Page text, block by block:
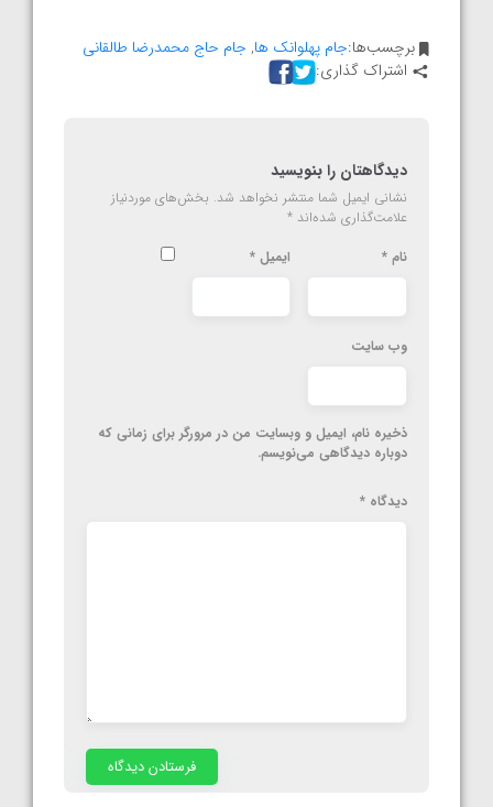
برچسب‌ها:جام پهلوانک ها, جام حاج محمدرضا طالقانی
اشتراک گذاری:
دیدگاهتان را بنویسید
نشانی ایمیل شما منتشر نخواهد شد. بخش‌های موردنیاز
علامت‌گذاری شده‌اند *
نام * ایمیل *
وب‌ سایت
ذخیره نام، ایمیل و وبسایت من در مرورگر برای زمانی که
دوباره دیدگاهی می‌نویسم.
دیدگاه *